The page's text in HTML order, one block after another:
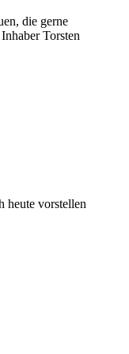
die gerne
Torsten
heute vorstellen